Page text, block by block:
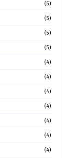
(5)
(5)
(5)
(5)
(4)
(4)
(4)
(4)
(4)
(4)
(4)